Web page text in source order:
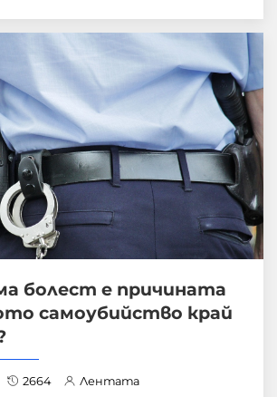
болест е причината
самоубийство край
2664 Лентата